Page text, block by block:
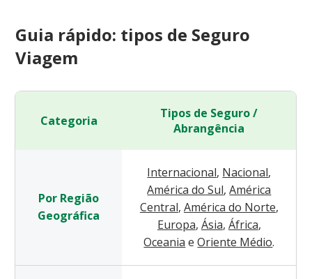
Guia rápido: tipos de Seguro
Viagem
Categoria
Tipos de Seguro /
Abrangência
Por Região
Geográfica
Internacional, Nacional,
América do Sul, América
Central, América do Norte,
Europa, Ásia, África,
Oceania e Oriente Médio.